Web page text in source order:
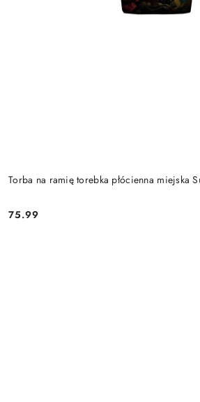
Torba na ramię torebka płócienna miejska
Cena:
75.99